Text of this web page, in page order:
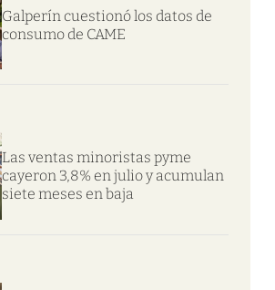
Galperín cuestionó los datos de
consumo de CAME
Las ventas minoristas pyme
cayeron 3,8% en julio y acumulan
siete meses en baja